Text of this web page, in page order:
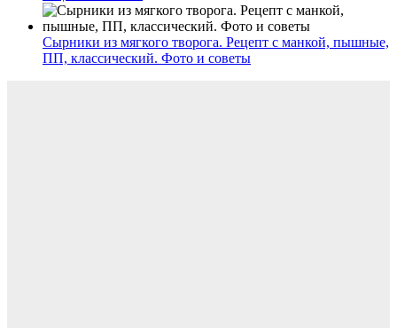
Сырники из мягкого творога. Рецепт с манкой, пышные,
ПП, классический. Фото и советы